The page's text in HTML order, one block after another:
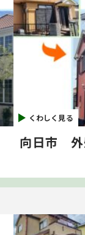
くわしく見る
向日市 外